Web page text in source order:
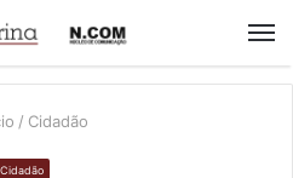
/ Cidadão
Cidadão